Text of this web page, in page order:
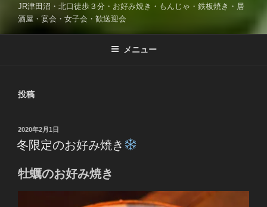
JR津田沼・北口徒歩３分・お好み焼き・もんじゃ・鉄板焼き・居
酒屋・宴会・女子会・歓送迎会
メニュー
投稿
投
稿
日:
2020年2月1日
冬限定のお好み焼き
牡蠣のお好み焼き